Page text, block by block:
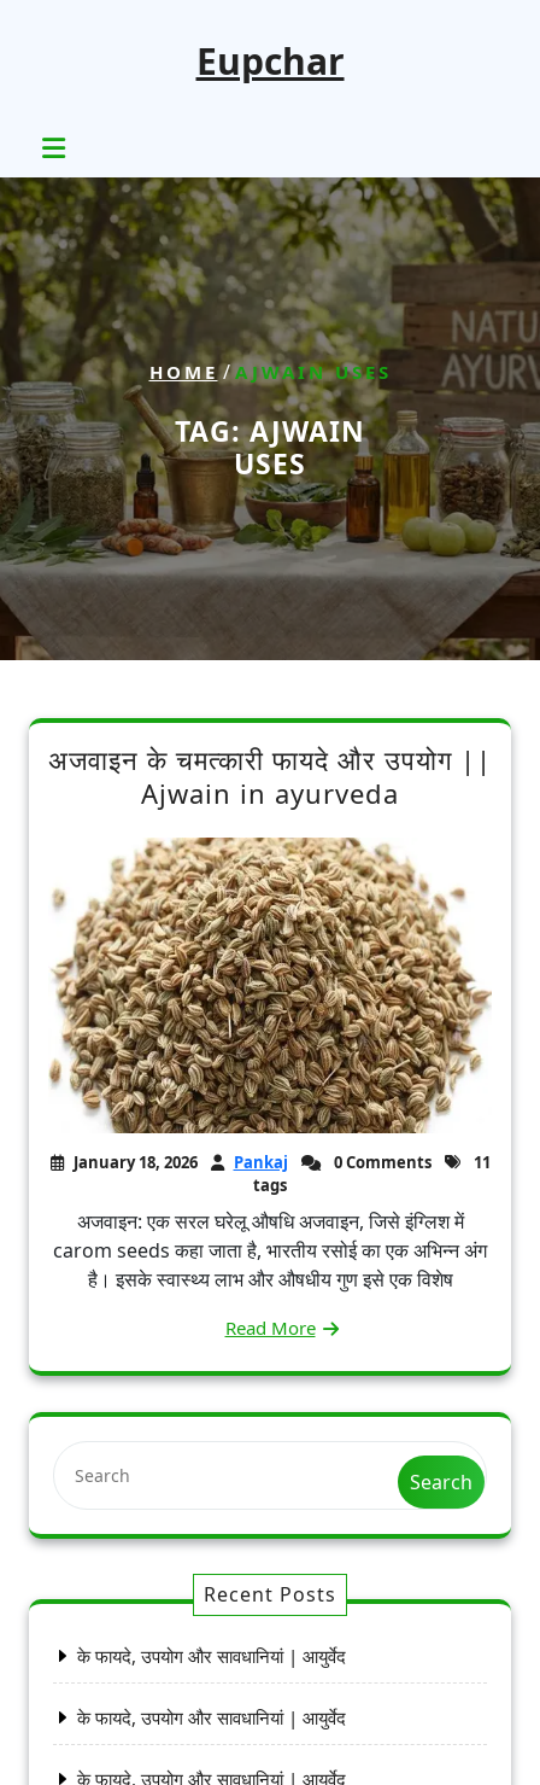
Eupchar
HOME/AJWAIN USES
TAG:AJWAIN
USES
अजवाइन के चमत्कारी फायदे और उपयोग ||
Ajwain in ayurveda
January 18, 2026 Pankaj 0 Comments
11
tags
अजवाइन: एक सरल घरेलू औषधि अजवाइन, जिसे इंग्लिश में
carom seeds कहा जाता है, भारतीय रसोई का एक अभिन्न अंग
है। इसके स्वास्थ्य लाभ और औषधीय गुण इसे एक विशेष
Read More
Search
Recent Posts
के फायदे, उपयोग और सावधानियां | आयुर्वेद
के फायदे, उपयोग और सावधानियां | आयुर्वेद
के फायदे, उपयोग और सावधानियां | आयुर्वेद